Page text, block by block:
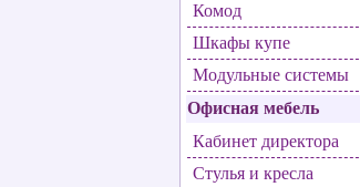
Комод
Шкафы купе
Модульные системы
Офисная мебель
Кабинет директора
Стулья и кресла